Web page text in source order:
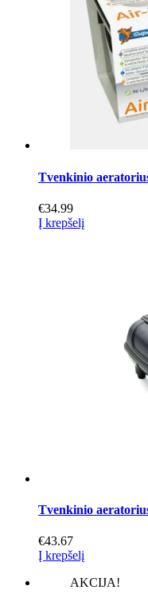
Tvenkinio
€34.99
Į krepšelį
Tvenkinio
€43.67
Į krepšelį
AKCIJA!